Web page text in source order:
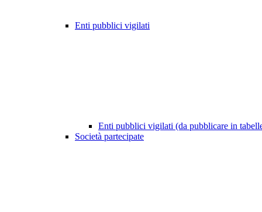
Enti pubblici vigilati
Enti pubblici vigilati (da pubblicare in
Società partecipate